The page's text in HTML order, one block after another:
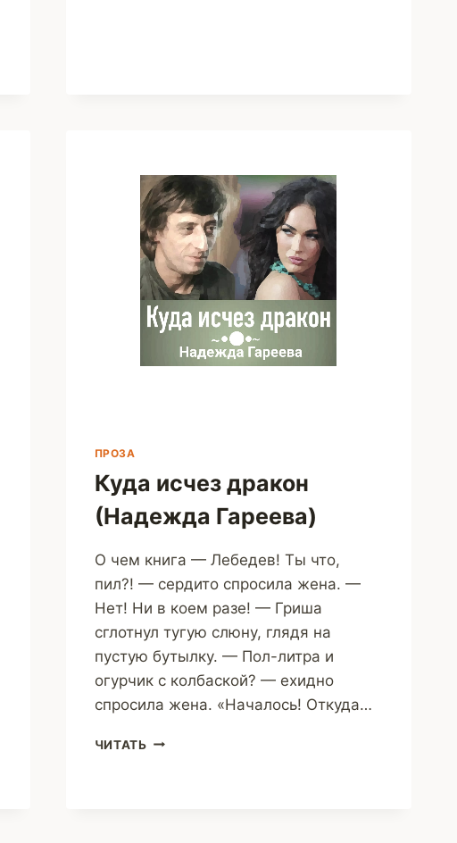
ПРОЗА
Куда исчез дракон
(Надежда Гареева)
О чем книга — Лебедев! Ты что,
пил?! — сердито спросила жена. —
Нет! Ни в коем разе! — Гриша
сглотнул тугую слюну, глядя на
пустую бутылку. — Пол-литра и
огурчик с колбаской? — ехидно
спросила жена. «Началось! Откуда…
ЧИТАТЬ КУДА